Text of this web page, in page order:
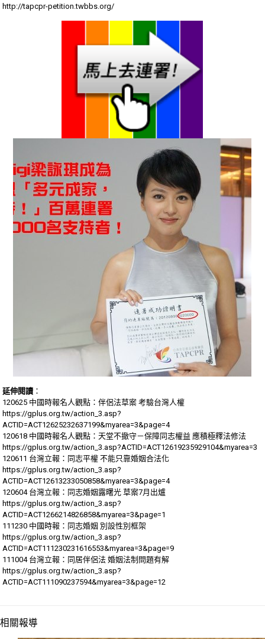
http://tapcpr-petition.twbbs.org/
延伸閱讀 ：
120625 中國時報名人觀點：伴侶法草案 考驗台灣人權
https://gplus.org.tw/action_3.asp?
ACTID=ACT12625232637199&myarea=3&page=4
120618 中國時報名人觀點：天堂不撤守－保障同志權益 應積極釋法修法
https://gplus.org.tw/action_3.asp?ACTID=ACT12619235929104&myarea=3
120611 台灣立報：同志平權 不能只靠婚姻合法化
https://gplus.org.tw/action_3.asp?
ACTID=ACT12613233050858&myarea=3&page=4
120604 台灣立報：同志婚姻露曙光 草案7月出爐
https://gplus.org.tw/action_3.asp?
ACTID=ACT1266214826858&myarea=3&page=1
111230 中國時報：同志婚姻 別設性別框架
https://gplus.org.tw/action_3.asp?
ACTID=ACT111230231616553&myarea=3&page=9
111004 台灣立報：同居伴侶法 婚姻法制問題有解
https://gplus.org.tw/action_3.asp?
ACTID=ACT111090237594&myarea=3&page=12
相關報導